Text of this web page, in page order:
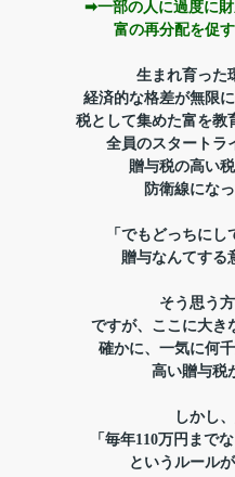
➡一部の人に過度に財
富の再分配を促
生まれ育った
経済的な格差が無限
税として集めた富を教
全員のスタートラ
贈与税の高い
防衛線にな
「でもどっちに
贈与なんてする
そう思う
ですが、ここに大き
確かに、一気に何
高い贈与税
しかし
「毎年110万円まで
というルール